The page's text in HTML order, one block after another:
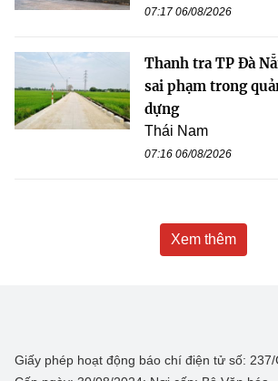
07:17 06/08/2026
Thanh tra TP Đà
sai phạm trong
dựng
Thái Nam
07:16 06/08/2026
Xem thêm
Giấy phép hoạt động báo chí điện tử số: